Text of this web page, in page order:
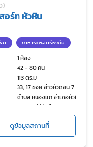
)
อร์ท หัวหิน
ก อาหารและเครื่องดื่ม
1 ห้อง
42 - 80 คน
113 ตร.ม.
33, 17 ซอย อ่าวหัวดอน 7
ตำบล หนองแก อำเภอหัวหิน
ประจวบคีรีขันธ์ 77110
ดูข้อมูลสถานที่